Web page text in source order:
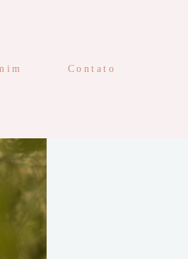
Contato